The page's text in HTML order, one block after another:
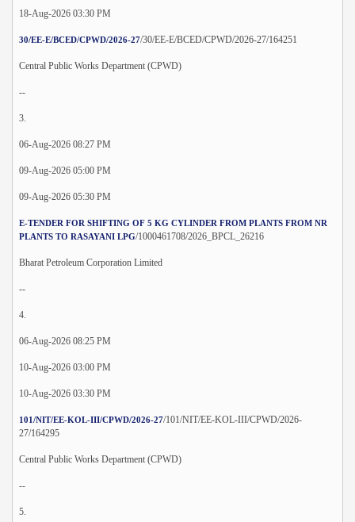
18-Aug-2026 03:30 PM
30/EE-E/BCED/CPWD/2026-27/30/EE-E/BCED/CPWD/2026-27/164251
Central Public Works Department (CPWD)
--
3.
06-Aug-2026 08:27 PM
09-Aug-2026 05:00 PM
09-Aug-2026 05:30 PM
E-TENDER FOR SHIFTING OF 5 KG CYLINDER FROM PLANTS FROM NR
PLANTS TO RASAYANI LPG/1000461708/2026_BPCL_26216
Bharat Petroleum Corporation Limited
--
4.
06-Aug-2026 08:25 PM
10-Aug-2026 03:00 PM
10-Aug-2026 03:30 PM
101/NIT/EE-KOL-III/CPWD/2026-27/101/NIT/EE-KOL-III/CPWD/2026-
27/164295
Central Public Works Department (CPWD)
--
5.